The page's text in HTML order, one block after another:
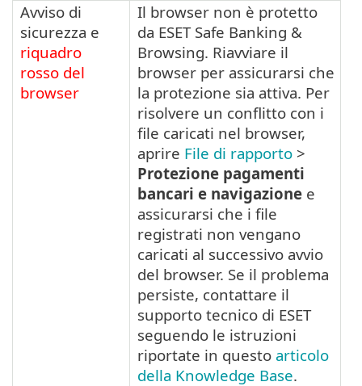
Avviso di
sicurezza e
riquadro
rosso del
browser
Il browser non è protetto
da ESET Safe Banking &
Browsing. Riavviare il
browser per assicurarsi che
la protezione sia attiva. Per
risolvere un conflitto con i
file caricati nel browser,
aprire File di rapporto >
Protezione pagamenti
bancari e navigazione e
assicurarsi che i file
registrati non vengano
caricati al successivo avvio
del browser. Se il problema
persiste, contattare il
supporto tecnico di ESET
seguendo le istruzioni
riportate in questo articolo
della Knowledge Base.